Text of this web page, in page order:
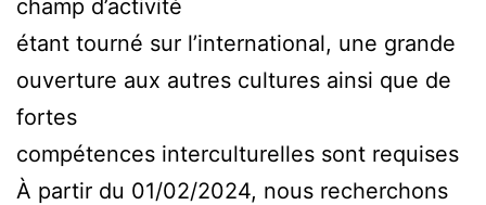
champ d’activité
étant tourné sur l’international, une grande
ouverture aux autres cultures ainsi que de
fortes
compétences interculturelles sont requises
À partir du 01/02/2024, nous recherchons